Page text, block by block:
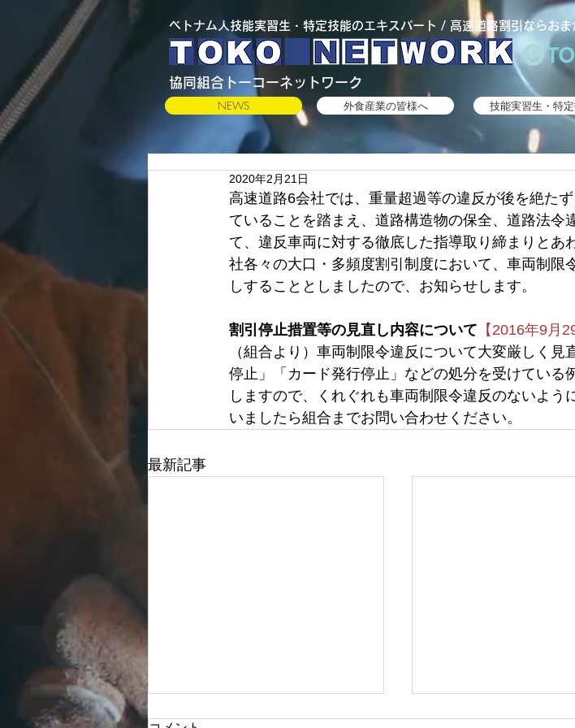
ベトナム人技能実習生・特定技能のエキスパート / 高速道路割引ならおま
​協同組合トーコーネットワーク
NEWS 外食産業の皆様へ 技能実習生・特
2020年2月21日
高速道路6会社では、重量超過等の違反が後を絶た
ていることを踏まえ、道路構造物の保全、道路法令
て、違反車両に対する徹底した指導取り締まりとあ
社各々の大口・多頻度割引制度において、車両制限
しすることとしましたので、お知らせします。
割引停止措置等の見直し内容について 【2016年9月
（組合より）車両制限令違反について大変厳しく見
停止」「カード発行停止」などの処分を受けている
しますので、くれぐれも車両制限令違反のないよ
いましたら組合までお問い合わせください。​
最新記事
令和６年度 貸借対照表・損 【令和7年度】事業